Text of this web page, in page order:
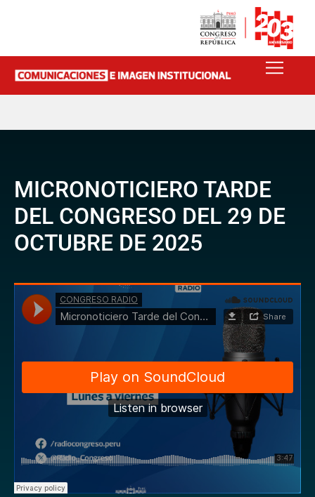
MICRONOTICIERO TARDE
DEL CONGRESO DEL 29 DE
OCTUBRE DE 2025